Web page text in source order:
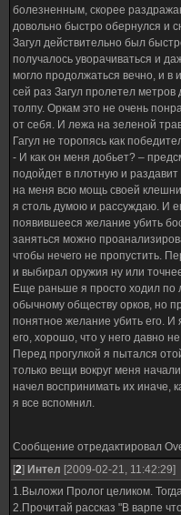
болезненным, скорее
довольно быстро обернулся и
Загул действительно был
получалось уворачиваться и
могло продолжаться вечно, и в
сей раз Загул пролетел
толпу. Оркам это не очень
от себя. И лежа на зеленой
Гагул не торопясь как
- И как он меня добьет? –
подойдет в плотную и
на меня всю мощь своей
я столь думою и рассуждаю. И
появившееся желание убить
заняться можно
чтобы нечего не пропустить.
и выбирал оружия ну или
Еще раньше я просто ходил по
обычному обществу орков, но
понятное желание убить его.
его, хорошо, что у него давно
Перед прогулкой я пытался
только вещи вокруг меня
начел воспринимать их иначе,
я все вспомнил.
Сообщение отредактировал
[2] Интел [2009-02-21, 11:42:29]
1.Выложи Пролог целиком.
2.Прочитай рассказ "В варпе